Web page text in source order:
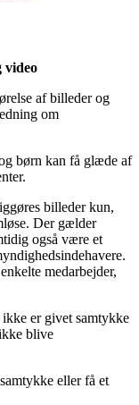
video
af billeder og
om
børn kan få glæde af
billeder kun,
Der gælder
også være et
medarbejder,
er givet samtykke
blive
eller få et